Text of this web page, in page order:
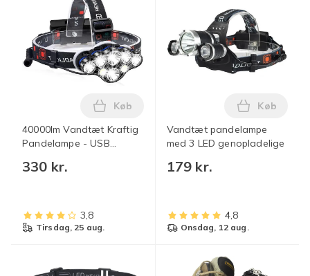
40000lm Vandtæt Kraftig
Pandelampe - USB
Pandelampe
330 kr.
Læg 40000lm Vandtæt Kraftig
Køb
3,8
tirsdag, 25 aug.
Vandtæt pandelampe
med 3 LED genopladelige
179 kr.
Læg
Køb
4,8
onsdag, 12 aug.